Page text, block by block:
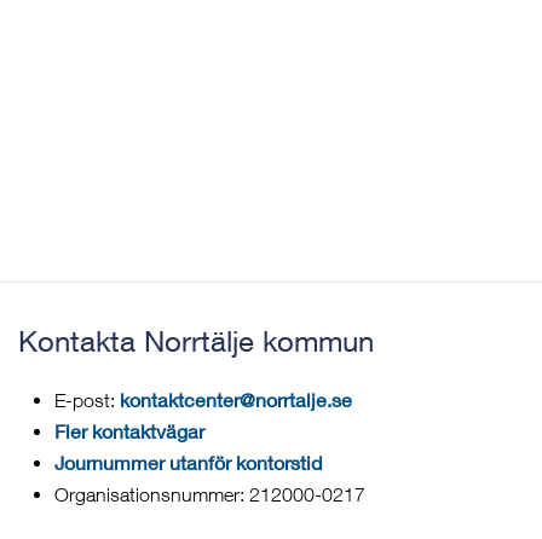
Kontakta Norrtälje kommun
E-post: kontaktcenter@norrtalje.se
Fler kontaktvägar
Journummer utanför kontorstid
Organisationsnummer: 212000-0217